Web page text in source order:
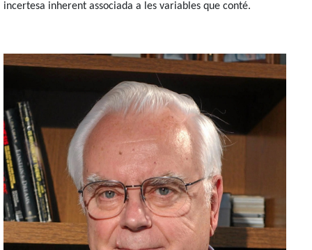
incertesa inherent associada a les variables que conté.